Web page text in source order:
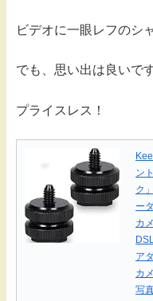
ビデオに一眼レフのシ
でも、思い出は良いで
プライスレス！
ン
ク
ー
カ
ア
カ
写